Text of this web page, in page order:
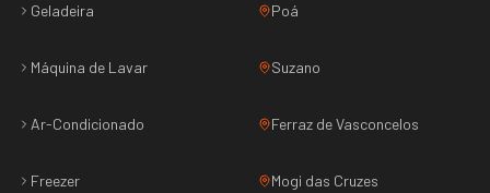
Geladeira
Máquina de Lavar
Ar-Condicionado
Freezer
Poá
Suzano
Ferraz de Vasconcelos
Mogi das Cruzes